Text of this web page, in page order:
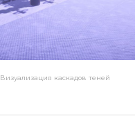
Визуализация каскадов теней